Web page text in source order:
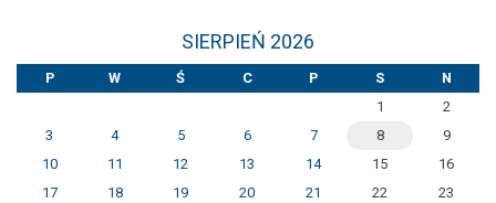
SIERPIEŃ 2026
P W Ś C P S
N
1
2
3
4 5 6 7 8
9
10
11 12 13 14 15
16
17
18 19 20 21 22
23